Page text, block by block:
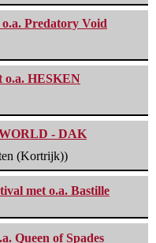
o.a. Predatory Void
o.a. HESKEN
- DAK
(Kortrijk))
met o.a. Bastille
Queen of Spades